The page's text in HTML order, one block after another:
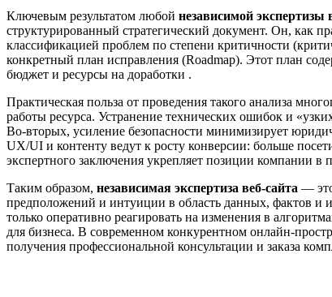
Ключевым результатом любой независимой экспертизы
структурированный стратегический документ. Он, как
классификацией проблем по степени критичности
конкретный план исправления (Roadmap). Этот план
бюджет и ресурсы на доработки .
Практическая польза от проведения такого анализа
работы ресурса. Устранение технических ошибок и
Во-вторых, усиление безопасности минимизирует
UX/UI и контенту ведут к росту конверсии: больше
экспертного заключения укрепляет позиции компании в
Таким образом, независимая экспертиза веб-сайта —
предположений и интуиции в область данных, фактов и
только оперативно реагировать на изменения в
для бизнеса. В современном конкурентном онлайн-
получения профессиональной консультации и заказа